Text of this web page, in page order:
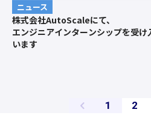
ニュース
株式会社AutoScaleにて、
エンジニアインターンシップを受け
います
1
ペ
2
ペ